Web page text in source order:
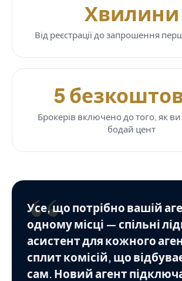
Хвилини
Від реєстрації до запрошення
5
Брокерів включено до того, як
бодай цент
“
Усе, що потрібно вашій
одному місці — спільні
асистент для кожного
сплит комісій, що
сам. Новий агент